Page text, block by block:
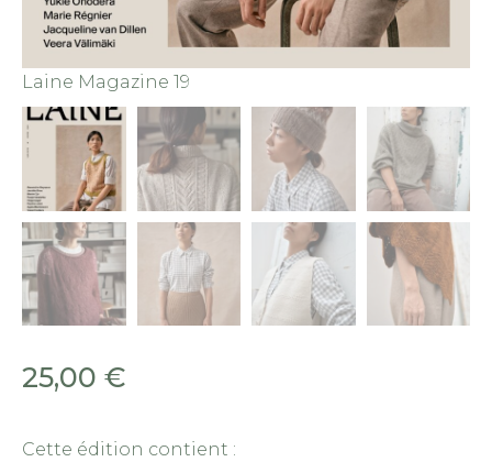
Laine Magazine 19
25,00 €
Cette édition contient :